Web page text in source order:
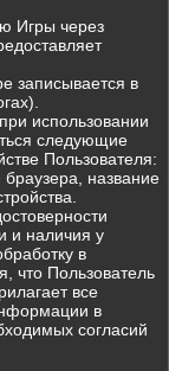
Игры через
записывается в
использовании
следующие
Пользователя:
название
и наличия у
в
что Пользователь
все
в
согласий